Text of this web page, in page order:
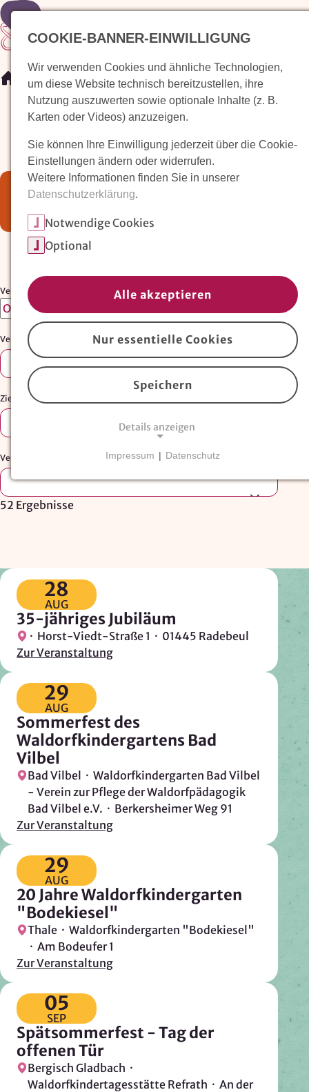
Veranstaltungen
Unsere
Jubiläumsveranstaltungen
Die Veranstaltung "Bälle filzen in der
Wiegenstube Sonnenschein" ist abgelaufen,
daher wurden Sie zur Übersicht weitergeleitet.
Veranstaltungsort:
Veranstaltungstyp:
Auswählen …
Zielgruppe:
Veranstalter:
52 Ergebnisse
28
AUG
35-jähriges Jubiläum
· Horst-Viedt-Straße 1 · 01445 Radebeul
Zur Veranstaltung
29
AUG
Sommerfest des
Waldorfkindergartens Bad
Vilbel
Bad Vilbel · Waldorfkindergarten Bad Vilbel
- Verein zur Pflege der Waldorfpädagogik
Bad Vilbel e.V. · Berkersheimer Weg 91
Zur Veranstaltung
29
AUG
20 Jahre Waldorfkindergarten
"Bodekiesel"
Thale · Waldorfkindergarten "Bodekiesel"
· Am Bodeufer 1
Zur Veranstaltung
05
SEP
Spätsommerfest - Tag der
offenen Tür
Bergisch Gladbach ·
Waldorfkindertagesstätte Refrath · An der
COOKIE-BANNER-EINWILLIGUNG
Wir verwenden Cookies und ähnliche Technologien,
um diese Website technisch bereitzustellen, ihre
Nutzung auszuwerten sowie optionale Inhalte (z. B.
Karten oder Videos) anzuzeigen.
Sie können Ihre Einwilligung jederzeit über die Cookie-
Einstellungen ändern oder widerrufen.
Weitere Informationen finden Sie in unserer
Datenschutzerklärung.
Notwendige Cookies
Optional
Alle akzeptieren
Nur essentielle Cookies
Speichern
Details anzeigen
Website erforderlich und können nicht deaktiviert
Google Places Autocomplete
Anbieter:
Google Ireland Ltd.
Zweck:
Rechtsgrundlage: Art. 6 Abs. 1 lit. f DSGVO
Drittlandübermittlung: möglich
OPTIONAL
Optionale Cookies(z. B. für Karten von Mapbox,
Videos von Vimeo oder optionale zusätzliche
Cookies für die Messung von wiederkehrenden
nur nach Ihrer
Einwilligung
Mapbox
Anbieter:
Mapbox Inc., US
Kartendarstellung
Rechtsgrundlage: Art. 6 Abs. 1 lit. a DSGVO
Vimeo
Anbieter:
Vimeo Inc., USA
Impressum | Datenschutz